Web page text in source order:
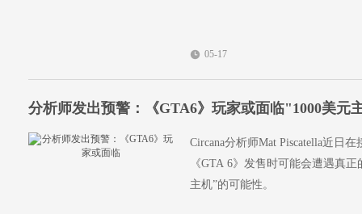
05-17
分析师发出预警：《GTA6》玩家或面临"1000美元
Circana分析师Mat Piscatella近日
《GTA 6》发售时可能会遭遇真
主机”的可能性。